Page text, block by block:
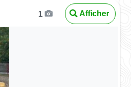
1 Afficher